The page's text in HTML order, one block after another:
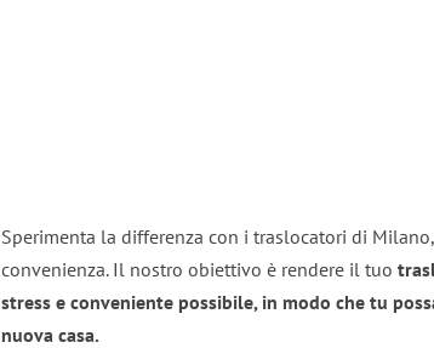
Sperimenta la differenza con i traslocatori di
convenienza. Il nostro obiettivo è rendere il tuo
stress e conveniente possibile, in modo che tu
nuova casa.